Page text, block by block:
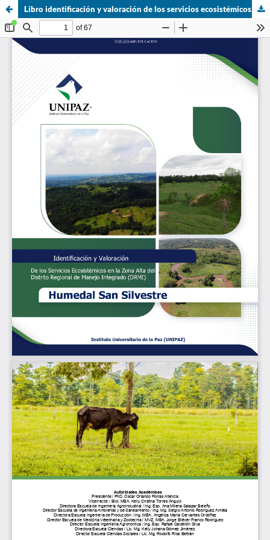
Libro identificación y valoración de los servicios ecosistémicos.pdf